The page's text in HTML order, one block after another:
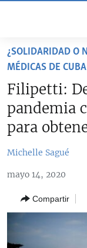
accesibilidad
contenido
principal
la
principal
TITULARES
CUBA
CUBA
DERECHOS
#11JCUBA, 5
SOBRE CUBA
ESTADOS UNIDOS
ESTADOS
AMÉRICA 250
AMÉRICA LATINA
INMIGRACIÓN
MUNDO
ARTE Y
¿SOLIDARIDAD O
MÉDICAS DE CUBA
Filipetti:
pandemia
para
Michelle Sagué
mayo 14, 2020
Compartir